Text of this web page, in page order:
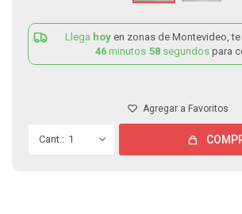
Llega hoy en zonas de Montevideo, te
46 minutos 58 segundos para
1